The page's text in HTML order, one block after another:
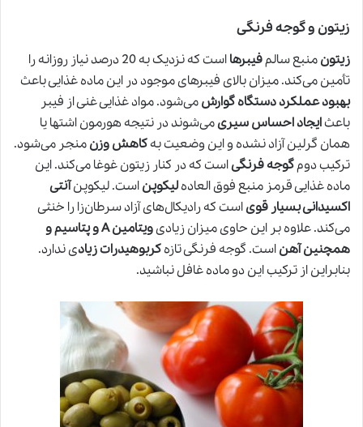
زیتون و گوجه فرنگی
زیتونمنبع سالمفیبرها
است که نزدیک به 20 درصد نیاز روزانه را
تأمین می‌کند. میزان بالای فیبرهای موجود در این ماده غذایی باعث
بهبود عملکرد دستگاه گوارشمی‌شود. مواد غذایی غنی از فیبر
باعثایجاد احساس سیریمی‌شوند در نتیجه هورمون اشتها یا
همان گرلین آزاد نشده و این وضعیت بهکاهش وزنمنجر می‌شود.
ترکیب دومگوجه فرنگیاست که در کنار زیتون غوغا می‌کند. این
ماده غذایی قرمز منبع فوق العادهلیکوپناست. لیکوپنآنتی
اکسیدانی بسیار قویاست که رادیکال‌های آزاد سرطان‌زا را خنثی
می‌کند. علاوه بر این حاوی میزان زیادی
ویتامین A و پتاسیم و
همچنین آهناست. گوجه فرنگی تازهکربوهیدرات زیادی ندارد.
بنابراین از ترکیب این دو ماده غافل نباشید.